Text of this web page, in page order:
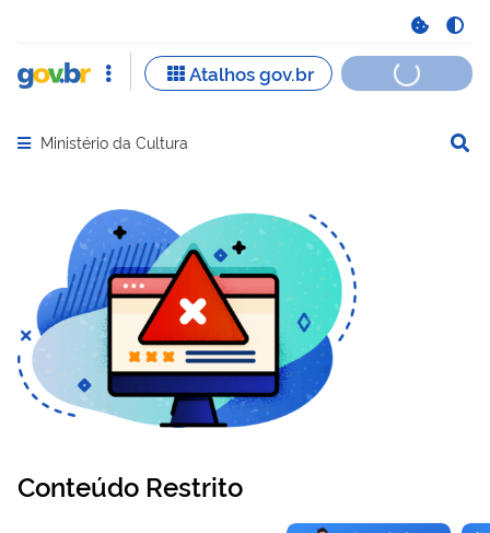
Abrir menu principal de navegação
Ministério da Cultura
Conteúdo Restrito